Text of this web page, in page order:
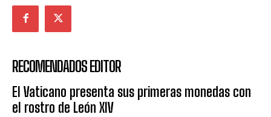
RECOMENDADOS EDITOR
El Vaticano presenta sus primeras monedas con
el rostro de León XIV